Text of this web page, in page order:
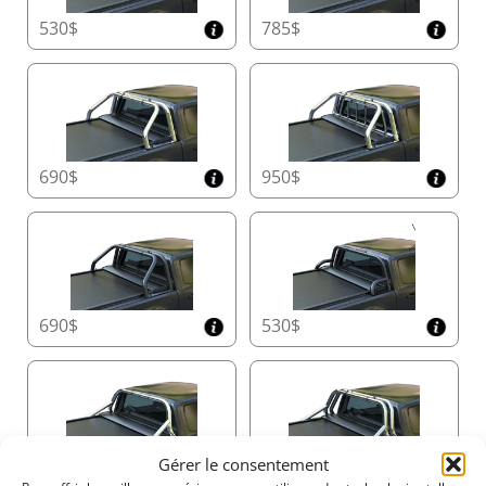
Gérer le consentement
modèles AVEC ou SANS rebords - Installation
facile et rapide sans perçage de trous.
·
Design aérodynamique pour une meilleure
économie de carburant.
530$ 785$
690$ 950$
690$ 530$
870$